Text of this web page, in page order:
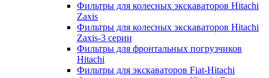
Фильтры для колесных экскаваторов Hitachi
Zaxis
Фильтры для колесных экскаваторов Hitachi
Zaxis-3 серии
Фильтры для фронтальных погрузчиков
Hitachi
Фильтры для экскаваторов Fiat-Hitachi